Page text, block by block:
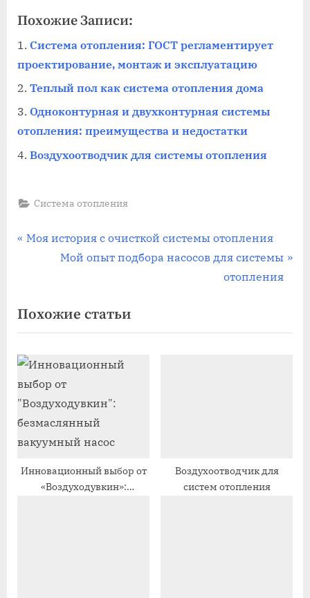
Похожие Записи:
Система отопления: ГОСТ регламентирует
проектирование, монтаж и эксплуатацию
Теплый пол как система отопления дома
Одноконтурная и двухконтурная системы
отопления: преимущества и недостатки
Воздухоотводчик для системы отопления
Система отопления
Навигация
П
ы
д
у
щ
а
я
з
а
п
Моя история с очисткой системы отопления
С
д
у
щ
а
я
з
а
п
и
Мой опыт подбора насосов для системы
отопления
Похожие статьи
Инновационный выбор от
«Воздуходувкин»:
Воздухоотводчик для
систем отопления